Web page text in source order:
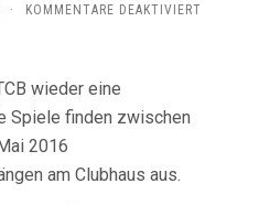
· KOMMENTARE DEAKTIVIERT
wieder eine
Spiele finden zwischen
2016
am Clubhaus aus.